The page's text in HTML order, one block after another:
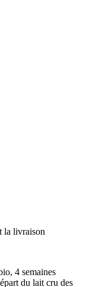
la livraison
4 semaines
du lait cru des